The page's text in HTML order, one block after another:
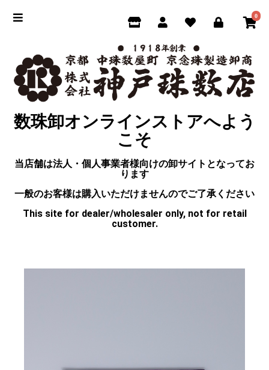
0
数珠卸オンラインストアへよう
こそ
当店舗は法人・個人事業者様向けの卸サイトとなってお
ります
一般のお客様は購入いただけませんのでご了承ください
This site for dealer/wholesaler only, not for retail
customer.